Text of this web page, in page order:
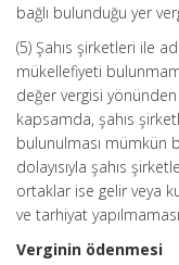
bağlı bulunduğu yer
(5) Şahıs şirketleri ile
mükellefiyeti
değer vergisi
kapsamda, şahıs
bulunulması mümkün
dolayısıyla şahıs
ortaklar ise gelir veya
ve tarhiyat
Verginin ödenmesi